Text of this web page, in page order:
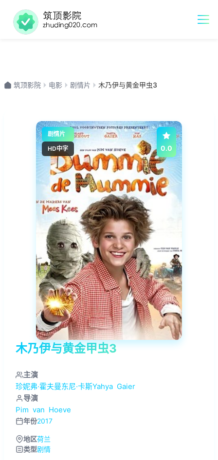
筑顶影院 电影 剧情片 木乃伊与黄金甲虫3
剧情片
HD中字
0.0
木乃伊与黄金甲虫3
主演
珍妮弗·霍夫曼东尼·卡斯Yahya Gaier
导演
Pim van Hoeve
年份2017
地区荷兰
类型剧情